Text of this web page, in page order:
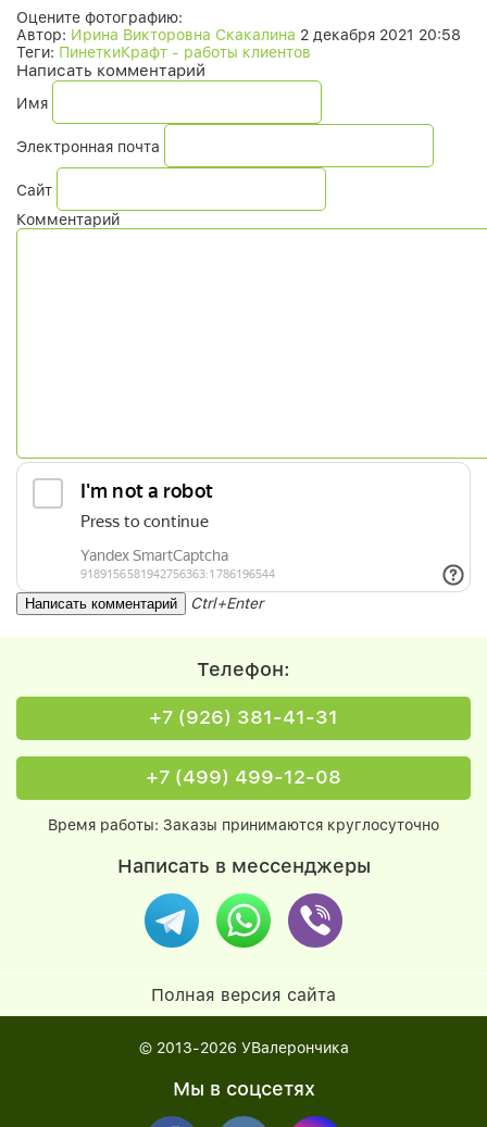
Оцените фотографию:
Автор: Ирина Викторовна Скакалина 2 декабря 2021 20:58
Теги: ПинеткиКрафт - работы клиентов
Написать комментарий
Имя
Электронная почта
Сайт
Комментарий
Ctrl+Enter
Телефон:
+7 (926) 381-41-31
+7 (499) 499-12-08
Время работы: Заказы принимаются круглосуточно
Написать в мессенджеры
Полная версия сайта
© 2013-2026 УВалерончика
Мы в соцсетях